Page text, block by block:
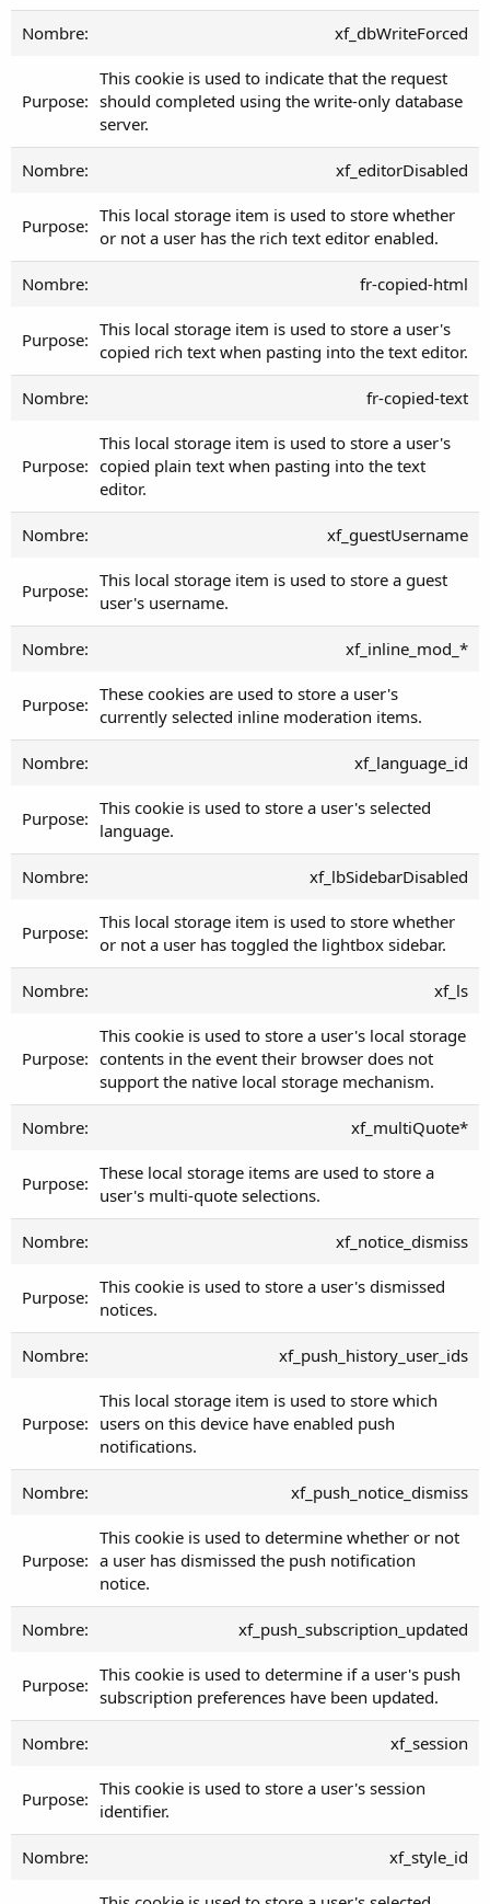
xf_dbWriteForced
This cookie is used to indicate that the request
should completed using the write-only database
server.
xf_editorDisabled
This local storage item is used to store whether
or not a user has the rich text editor enabled.
fr-copied-html
This local storage item is used to store a user's
copied rich text when pasting into the text editor.
fr-copied-text
This local storage item is used to store a user's
copied plain text when pasting into the text
editor.
xf_guestUsername
This local storage item is used to store a guest
user's username.
xf_inline_mod_*
These cookies are used to store a user's
currently selected inline moderation items.
xf_language_id
This cookie is used to store a user's selected
language.
xf_lbSidebarDisabled
This local storage item is used to store whether
or not a user has toggled the lightbox sidebar.
xf_ls
This cookie is used to store a user's local storage
contents in the event their browser does not
support the native local storage mechanism.
xf_multiQuote*
These local storage items are used to store a
user's multi-quote selections.
xf_notice_dismiss
This cookie is used to store a user's dismissed
notices.
xf_push_history_user_ids
This local storage item is used to store which
users on this device have enabled push
notifications.
xf_push_notice_dismiss
This cookie is used to determine whether or not
a user has dismissed the push notification
notice.
xf_push_subscription_updated
This cookie is used to determine if a user's push
subscription preferences have been updated.
xf_session
This cookie is used to store a user's session
identifier.
xf_style_id